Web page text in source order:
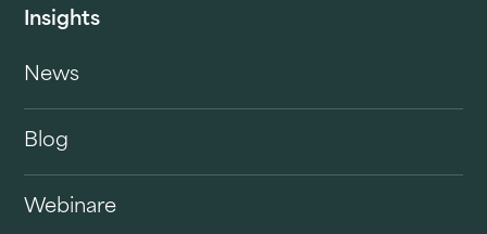
Insights
News
Blog
Webinare